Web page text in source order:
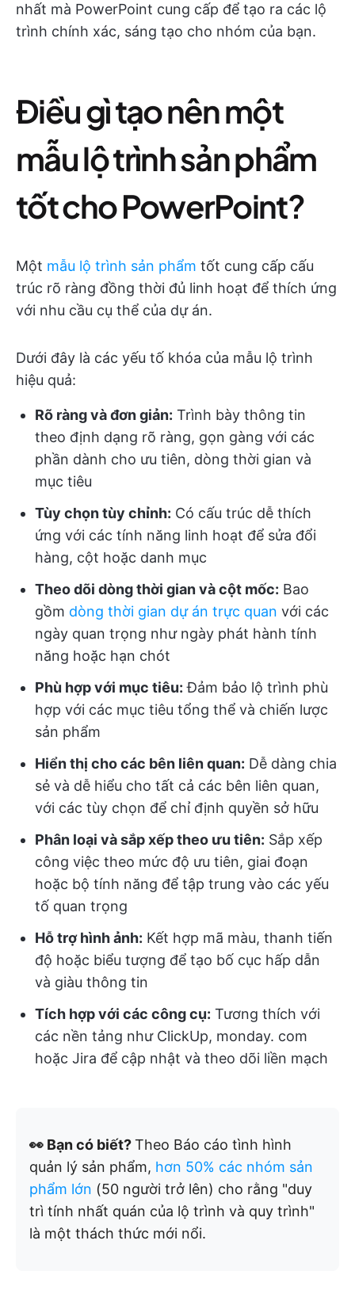
nhất mà PowerPoint cung cấp để tạo ra các lộ
trình chính xác, sáng tạo cho nhóm của bạn.
Điều gì tạo nên một
mẫu lộ trình sản phẩm
tốt cho PowerPoint?
Một mẫu lộ trình sản phẩm tốt cung cấp cấu
trúc rõ ràng đồng thời đủ linh hoạt để thích ứng
với nhu cầu cụ thể của dự án.
Dưới đây là các yếu tố khóa của mẫu lộ trình
hiệu quả:
Rõ ràng và đơn giản: Trình bày thông tin
theo định dạng rõ ràng, gọn gàng với các
phần dành cho ưu tiên, dòng thời gian và
mục tiêu
Tùy chọn tùy chỉnh: Có cấu trúc dễ thích
ứng với các tính năng linh hoạt để sửa đổi
hàng, cột hoặc danh mục
Theo dõi dòng thời gian và cột mốc: Bao
gồm dòng thời gian dự án trực quan với các
ngày quan trọng như ngày phát hành tính
năng hoặc hạn chót
Phù hợp với mục tiêu: Đảm bảo lộ trình phù
hợp với các mục tiêu tổng thể và chiến lược
sản phẩm
Hiển thị cho các bên liên quan: Dễ dàng chia
sẻ và dễ hiểu cho tất cả các bên liên quan,
với các tùy chọn để chỉ định quyền sở hữu
Phân loại và sắp xếp theo ưu tiên: Sắp xếp
công việc theo mức độ ưu tiên, giai đoạn
hoặc bộ tính năng để tập trung vào các yếu
tố quan trọng
Hỗ trợ hình ảnh: Kết hợp mã màu, thanh tiến
độ hoặc biểu tượng để tạo bố cục hấp dẫn
và giàu thông tin
Tích hợp với các công cụ: Tương thích với
các nền tảng như ClickUp, monday. com
hoặc Jira để cập nhật và theo dõi liền mạch
👀 Bạn có biết?Theo Báo cáo tình hình
quản lý sản phẩm, hơn 50% các nhóm sản
phẩm lớn (50 người trở lên) cho rằng "duy
trì tính nhất quán của lộ trình và quy trình"
là một thách thức mới nổi.